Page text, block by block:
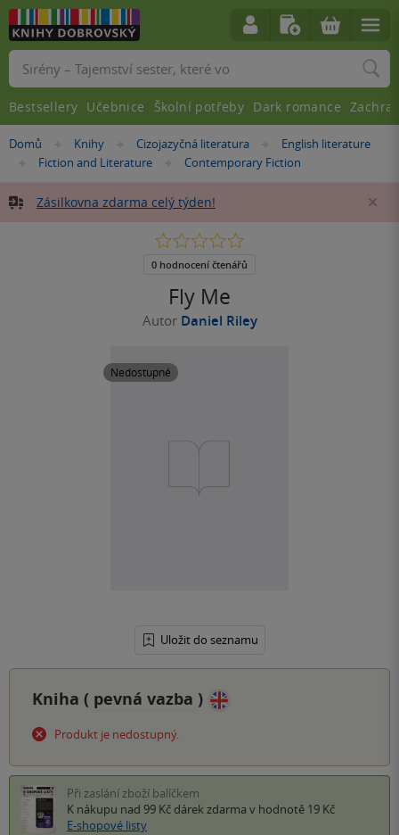
Nacházíte
Domů »Knihy »Cizojazyčná literatura »English literature
»Fiction and Literature »
Contemporary Fiction
Zásilkovna zdarma celý týden!
Fly Me
Autor Daniel Riley
Nedostupné
Uložit do seznamu
0.0
5
0 hodnocení čtenářů
Kniha ( pevná vazba )
Produkt je nedostupný.
Při zaslání zboží balíčkem
K nákupu nad 99 Kč dárek zdarma v hodnotě 19 Kč
E-shopové listy
Vyhledávání
Bestsellery Učebnice Školní potřeby Dark romance